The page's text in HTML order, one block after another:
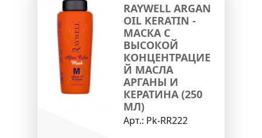
RAYWELL ARGAN
OIL KERATIN -
МАСКА С
ВЫСОКОЙ
КОНЦЕНТРАЦИЕ
Й МАСЛА
АРГАНЫ И
КЕРАТИНА (250
МЛ)
Арт.: Pk-RR222